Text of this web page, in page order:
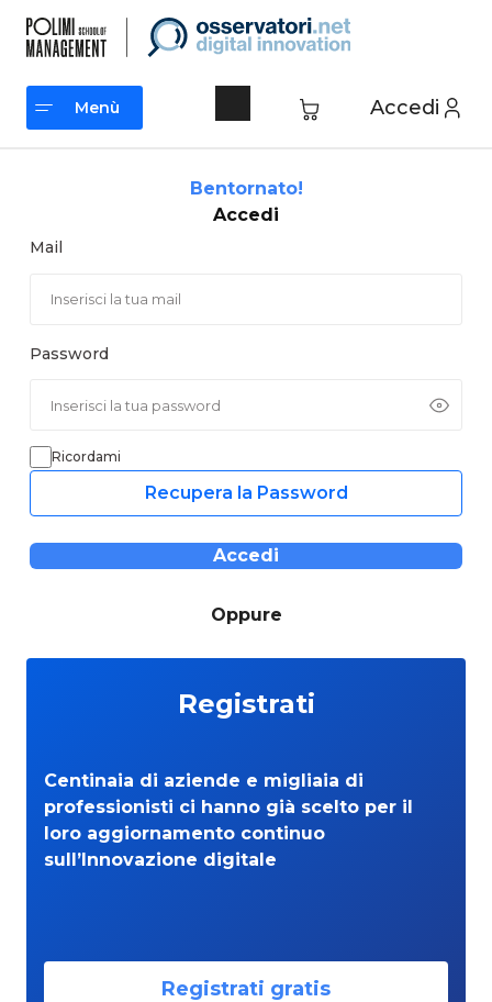
contenuto
Accedi
Menù
Bentornato!
Accedi
Mail
Password
Ricordami
Recupera la Password
Accedi
Oppure
Registrati
Centinaia di aziende e migliaia di
professionisti ci hanno già scelto per il
loro aggiornamento continuo
sull’Innovazione digitale
Registrati gratis